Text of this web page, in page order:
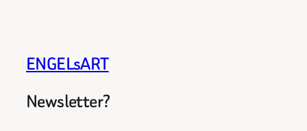
ENGELsART
Newsletter?